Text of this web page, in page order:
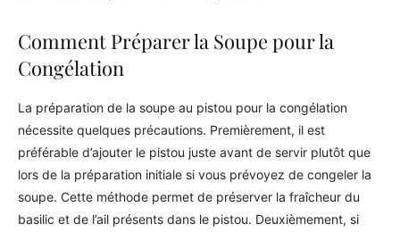
Comment Préparer la Soupe pour la
Congélation
La préparation de la soupe au pistou pour la congélation
nécessite quelques précautions. Premièrement, il est
préférable d’ajouter le pistou juste avant de servir plutôt que
lors de la préparation initiale si vous prévoyez de congeler la
soupe. Cette méthode permet de préserver la fraîcheur du
basilic et de l’ail présents dans le pistou. Deuxièmement, si